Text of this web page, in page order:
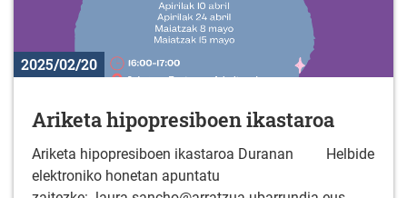
2025/02/20
Ariketa hipopresiboen ikastaroa
Ariketa hipopresiboen ikastaroa Duranan Helbide
elektroniko honetan apuntatu